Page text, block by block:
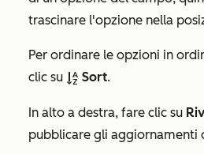
trascinare l'opzione nella
Per ordinare le opzioni in
clic su
sortAlpAsc Sort.
In alto a destra, fare clic su
pubblicare gli aggiornamenti